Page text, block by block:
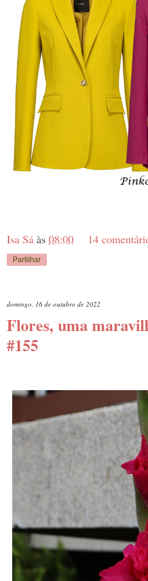
Isa Sá às 08:00 14
Partilhar
domingo, 16 de outubro de 2022
Flores, uma
#155